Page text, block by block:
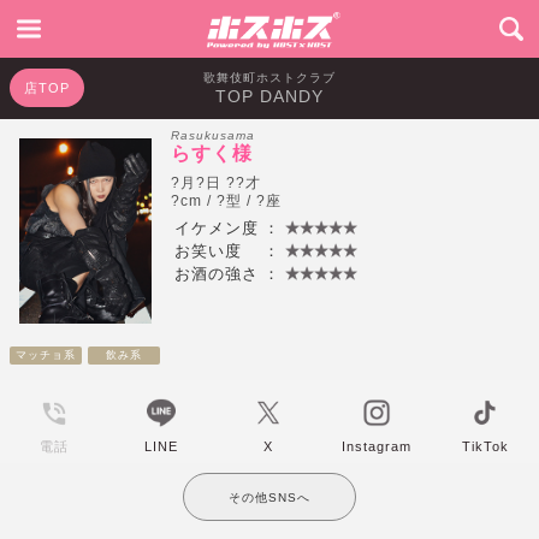
歌舞伎町ホストクラブ
TOP DANDY
店TOP
Rasukusama
らすく様
?月?日 ??才
?cm / ?型 / ?座
イケメン度
：
お笑い度
：
お酒の強さ
：
マッチョ系 飲み系
電話 LINE X Instagram TikTok
その他SNSへ